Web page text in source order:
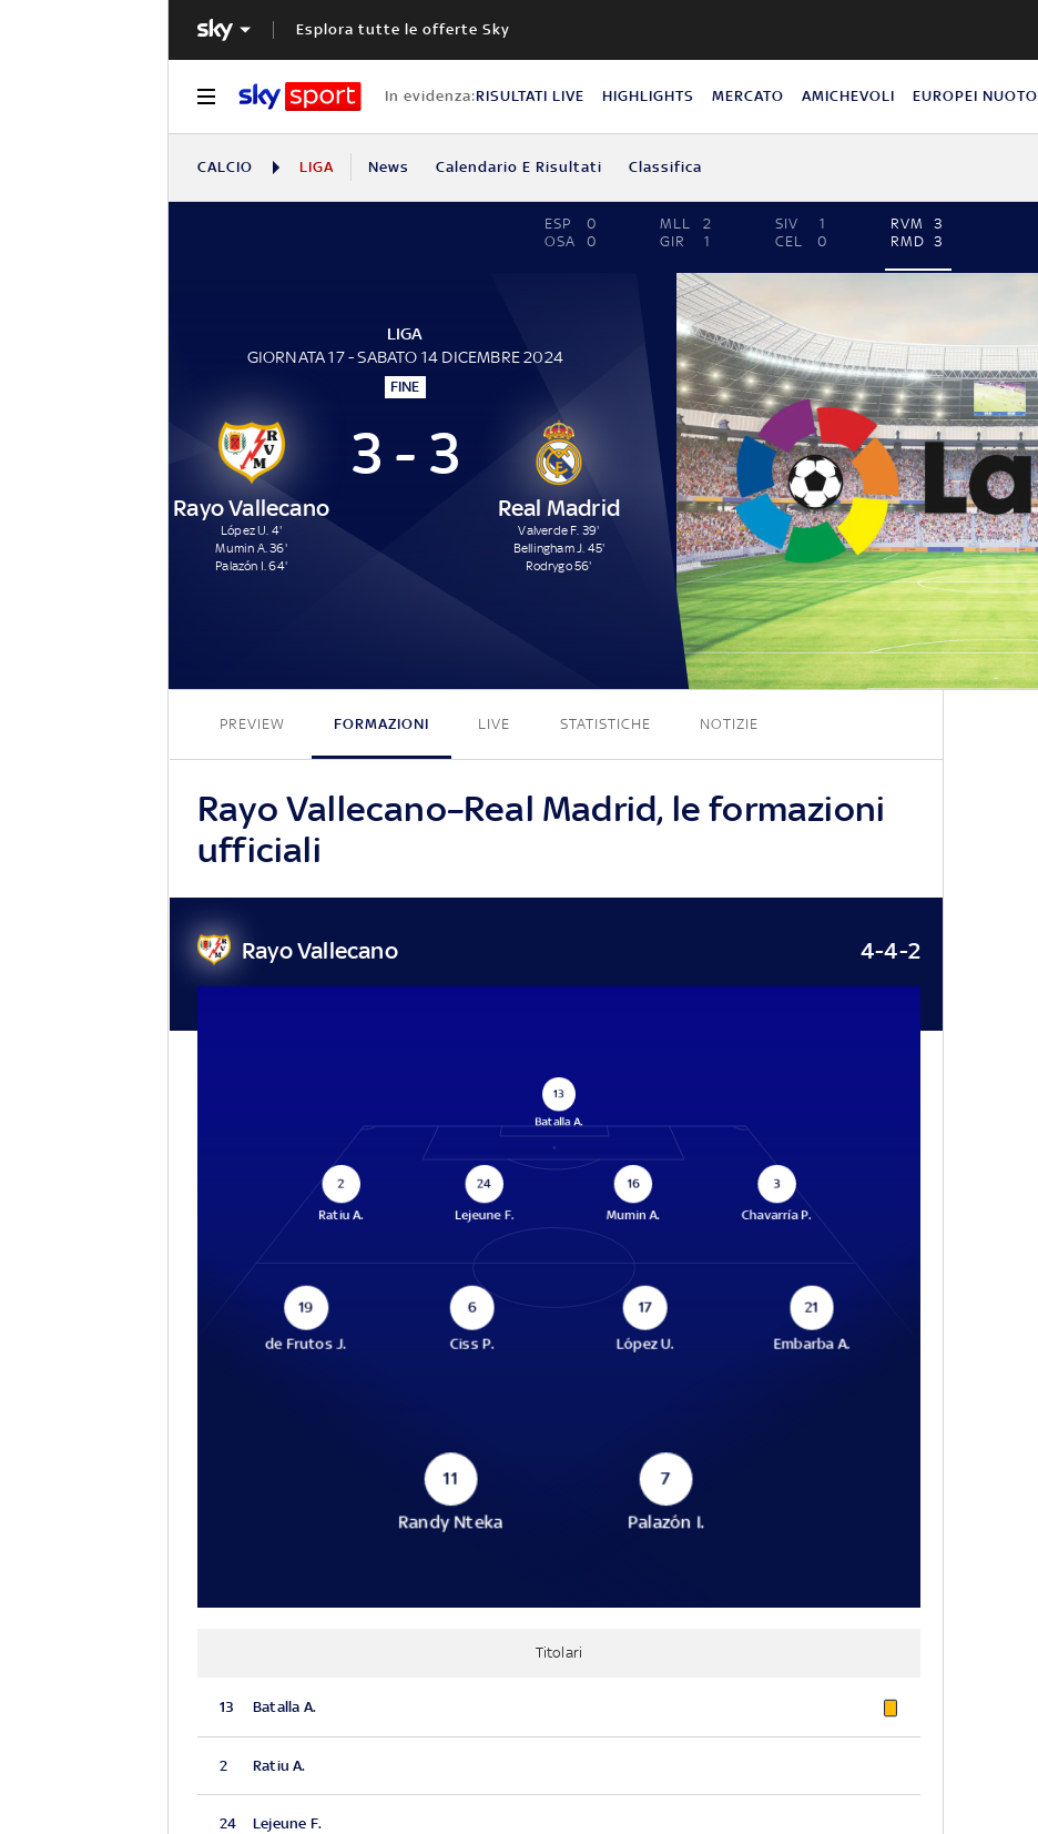
Esplora tutte le offerte Sky
In evidenza:RISULTATI LIVE HIGHLIGHTS MERCATO AMICHEVOLI EUROPEI NUOTO
CALCIO LIGA News Calendario E Risultati Classifica
ESP
0
OSA
0
MLL
2
GIR
1
SIV
1
CEL
0
RVM
3
RMD 3
LIGA
GIORNATA 17 - SABATO 14 DICEMBRE 2024
FINE
Rayo Vallecano
López U. 4'
Mumin A. 36'
Palazón I. 64'
3 - 3
Real Madrid
Valverde F. 39'
Bellingham J. 45'
Rodrygo 56'
3 - 3
PREVIEW FORMAZIONI LIVE STATISTICHE NOTIZIE
Rayo Vallecano–Real Madrid, le formazioni
ufficiali
Rayo Vallecano 4-4-2
13
Batalla A.
2
Ratiu A.
24
Lejeune F.
16
Mumin A.
3
Chavarría P.
19
de Frutos J.
6
Ciss P.
17
López U.
21
Embarba A.
11
Randy Nteka
7
Palazón I.
Titolari
13 Batalla A.
2 Ratiu A.
24 Lejeune F.